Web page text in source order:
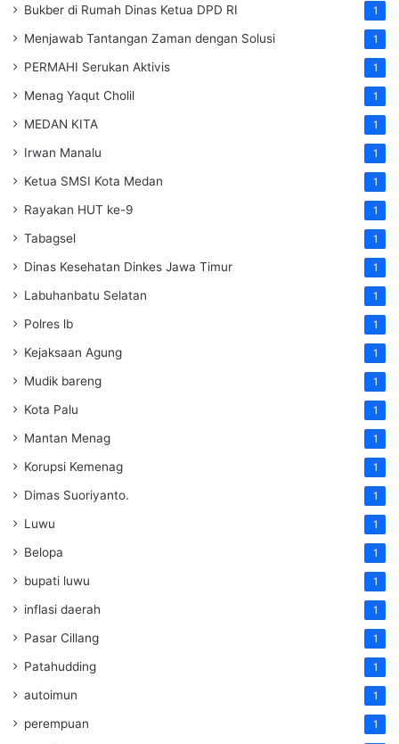
Bukber di Rumah Dinas Ketua DPD RI 1
Menjawab Tantangan Zaman dengan Solusi 1
PERMAHI Serukan Aktivis 1
Menag Yaqut Cholil 1
MEDAN KITA 1
Irwan Manalu 1
Ketua SMSI Kota Medan 1
Rayakan HUT ke-9 1
Tabagsel 1
Dinas Kesehatan Dinkes Jawa Timur 1
Labuhanbatu Selatan 1
Polres lb 1
Kejaksaan Agung 1
Mudik bareng 1
Kota Palu 1
Mantan Menag 1
Korupsi Kemenag 1
Dimas Suoriyanto. 1
Luwu 1
Belopa 1
bupati luwu 1
inflasi daerah 1
Pasar Cillang 1
Patahudding 1
autoimun 1
perempuan 1